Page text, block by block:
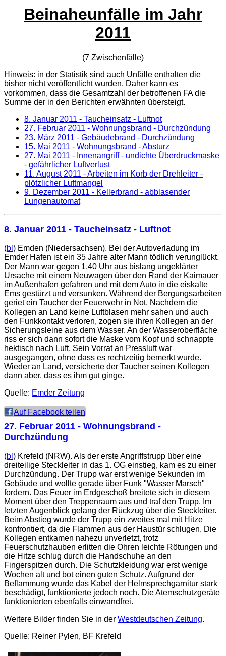
Beinaheunfälle im Jahr
2011
(7 Zwischenfälle)
Hinweis: in der Statistik sind auch Unfälle enthalten die
bisher nicht veröffentlicht wurden. Daher kann es
vorkommen, dass die Gesamtzahl der betroffenen FAdie
Summe der in den Berichten erwähnten übersteigt.
8. Januar 2011 - Taucheinsatz - Luftnot
27. Februar 2011 - Wohnungsbrand - Durchzündung
23. März 2011 - Gebäudebrand - Durchzündung
15. Mai 2011 - Wohnungsbrand - Absturz
27. Mai 2011 - Innenangriff - undichte Überdruckmaske
- gefährlicher Luftverlust
11. August 2011 - Arbeiten im Korb der Drehleiter -
plötzlicher Luftmangel
9. Dezember 2011 - Kellerbrand - abblasender
Lungenautomat
8. Januar 2011 - Taucheinsatz - Luftnot
(bl ) Emden (Niedersachsen). Bei der Autoverladung im
Emder Hafen ist ein 35 Jahre alter Mann tödlich verunglückt.
Der Mann war gegen 1.40 Uhr aus bislang ungeklärter
Ursache mit einem Neuwagen über den Rand der Kaimauer
im Außenhafen gefahren und mit dem Auto in die eiskalte
Ems gestürzt und versunken. Während der Bergungsarbeiten
geriet ein Taucher der Feuerwehr in Not. Nachdem die
Kollegen an Land keine Luftblasen mehr sahen und auch
den Funkkontakt verloren, zogen sie ihren Kollegen an der
Sicherungsleine aus dem Wasser. An der Wasseroberfläche
riss er sich dann sofort die Maske vom Kopf und schnappte
hektisch nach Luft. Sein Vorrat an Pressluft war
ausgegangen, ohne dass es rechtzeitig bemerkt wurde.
Wieder an Land, versicherte der Taucher seinen Kollegen
dann aber, dass es ihm gut ginge.
Quelle: Emder Zeitung
Auf Facebook teilen
27. Februar 2011 - Wohnungsbrand -
Durchzündung
(bl ) Krefeld (NRW). Als der erste Angriffstrupp über eine
dreiteilige Steckleiter in das 1. OG einstieg, kam es zu einer
Durchzündung. Der Trupp war erst wenige Sekunden im
Gebäude und wollte gerade über Funk "Wasser Marsch"
fordern. Das Feuer im Erdgeschoß breitete sich in diesem
Moment über den Treppenraum aus und traf den Trupp. Im
letzten Augenblick gelang der Rückzug über die Steckleiter.
Beim Abstieg wurde der Trupp ein zweites mal mit Hitze
konfrontiert, da die Flammen aus der Haustür schlugen. Die
Kollegen entkamen nahezu unverletzt, trotz
Feuerschutzhauben erlitten die Ohren leichte Rötungen und
die Hitze schlug durch die Handschuhe an den
Fingerspitzen durch. Die Schutzkleidung war erst wenige
Wochen alt und bot einen guten Schutz. Aufgrund der
Beflammung wurde das Kabel der Helmsprechgarnitur stark
beschädigt, funktionierte jedoch noch. Die Atemschutzgeräte
funktionierten ebenfalls einwandfrei.
Weitere Bilder finden Sie in der Westdeutschen Zeitung.
Quelle: Reiner Pylen, BF Krefeld